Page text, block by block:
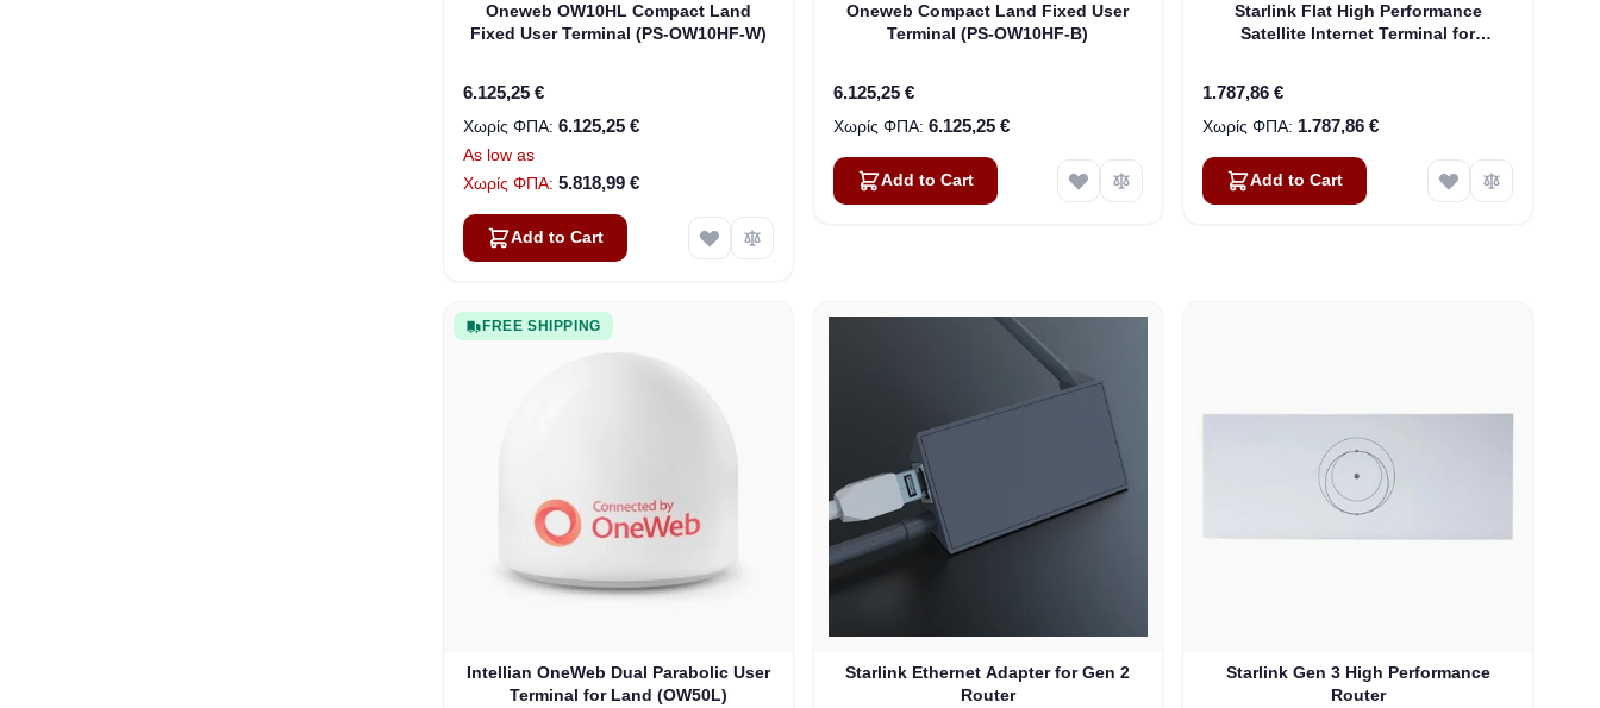
Oneweb OW10HL Compact Land
Fixed User Terminal (PS-OW10HF-W)
6.125,25 €
6.125,25 €
As low as
5.818,99 €
Add to Cart
Oneweb Compact Land Fixed User
Terminal (PS-OW10HF-B)
6.125,25 €
6.125,25 €
Add to Cart
Starlink Flat High Performance
Satellite Internet Terminal for
1.787,86 €
1.787,86 €
Add to Cart
FREE SHIPPING
Intellian OneWeb Dual Parabolic User
Terminal for Land (OW50L)
Starlink Ethernet Adapter for Gen 2
Router
Starlink Gen 3 High Performance
Router